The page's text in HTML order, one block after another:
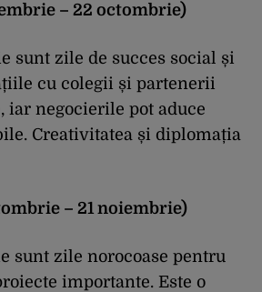
– 22 octombrie)
sunt zile de succes social și
cu colegii și partenerii
iar negocierile pot aduce
Creativitatea și diplomația
– 21 noiembrie)
sunt zile norocoase pentru
importante. Este o